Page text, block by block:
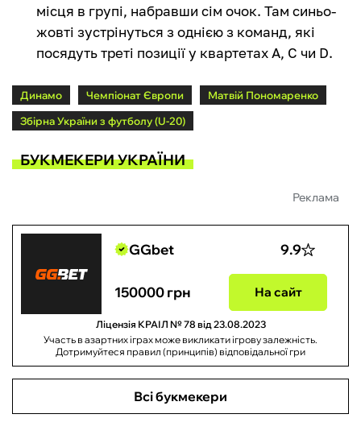
місця в групі, набравши сім очок. Там синьо-
жовті зустрінуться з однією з команд, які
посядуть треті позиції у квартетах А, С чи D.
Динамо Чемпіонат Європи
Матвій Пономаренко
Збірна України з футболу (U-20)
БУКМЕКЕРИ УКРАЇНИ
Реклама
GGbet 9.9
150000 грн На сайт
Ліцензія КРАІЛ № 78 від 23.08.2023
Участь в азартних іграх може викликати ігрову залежність.
Дотримуйтеся правил (принципів) відповідальної гри
Всі букмекери